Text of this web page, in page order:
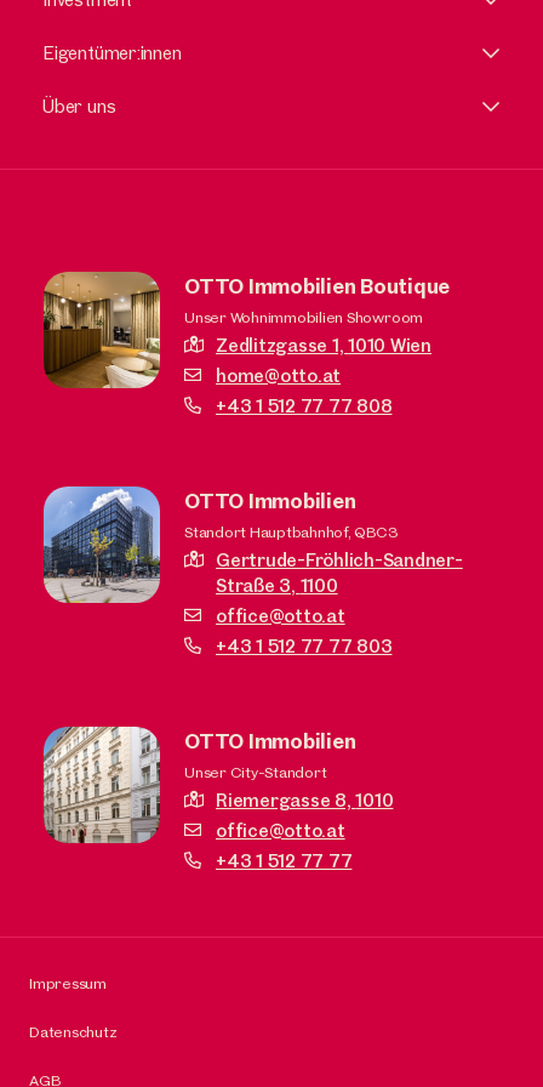
Eigentümer:innen
Über uns
OTTO Immobilien Boutique
Unser Wohnimmobilien Showroom
Zedlitzgasse 1,1010 Wien
home@otto.at
+43 1 512 77 77 808
OTTO Immobilien
Standort Hauptbahnhof, QBC3
Gertrude-Fröhlich-Sandner-
Straße 3, 1100
office@otto.at
+43 1 512 77 77 803
OTTO Immobilien
Unser City-Standort
Riemergasse 8,1010
office@otto.at
+43 1 512 77 77
Impressum
Datenschutz
AGB